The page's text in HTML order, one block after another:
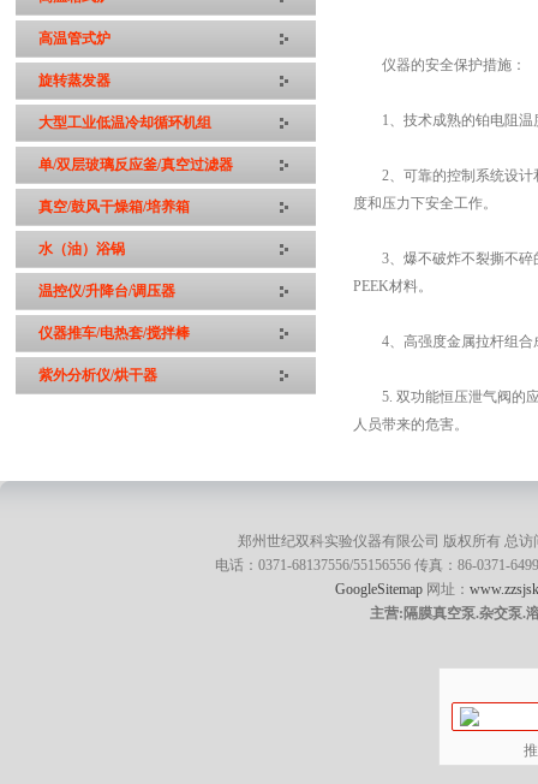
高温管式炉
旋转蒸发器
大型工业低温冷却循环机组
单/双层玻璃反应釜/真空过滤器
真空/鼓风干燥箱/培养箱
水（油）浴锅
温控仪/升降台/调压器
仪器推车/电热套/搅拌棒
紫外分析仪/烘干器
仪器的安全保护措施：
1、技术成熟的铂电阻温
2、可靠的控制系统设计
度和压力下安全工作。
3、爆不破炸不裂撕不碎
PEEK材料。
4、高强度金属拉杆组合
5. 双功能恒压泄气阀的应
人员带来的危害。
郑州世纪双科实验仪器有限公司 版权所有 总访
电话：0371-68137556/55156556 传真：86-0371-
GoogleSitemap 网址：
主营:隔膜真空泵.杂交泵.